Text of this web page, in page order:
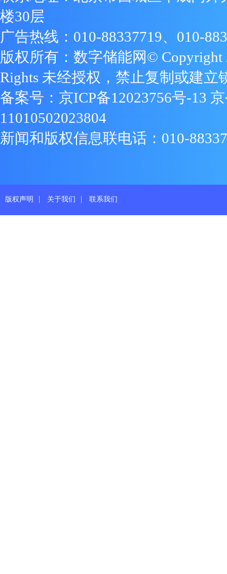
楼30层
广告热线：010-88337719、010-
版权所有：数字储能网© Copyright
Rights 未经授权，禁止复制或建立
备案号： 京ICP备12023756号-13
11010502023804
新闻和版权信息联电话：010-
版权声明 | 关于我们 | 联系我们